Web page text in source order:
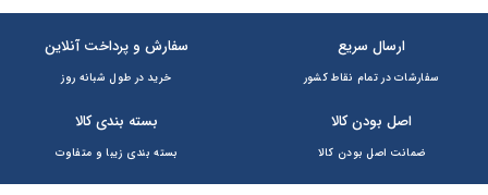
ارسال سریع
سفارشات در تمام نقاط کشور
سفارش و پرداخت آنلاین
خرید در طول شبانه روز
اصل بودن کالا
ضمانت اصل بودن کالا
بسته بندی کالا
بسته بندی زیبا و متفاوت